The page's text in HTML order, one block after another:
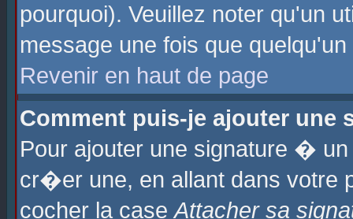
pourquoi). Veuillez noter qu'un
message une fois que
Revenir en haut de page
Comment puis-je ajouter une
Pour ajouter une signature �
cr�er une, en allant dans
cocher la caseAttacher sa